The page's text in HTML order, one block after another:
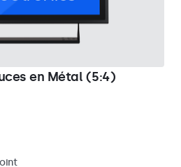
en Métal (5:4)